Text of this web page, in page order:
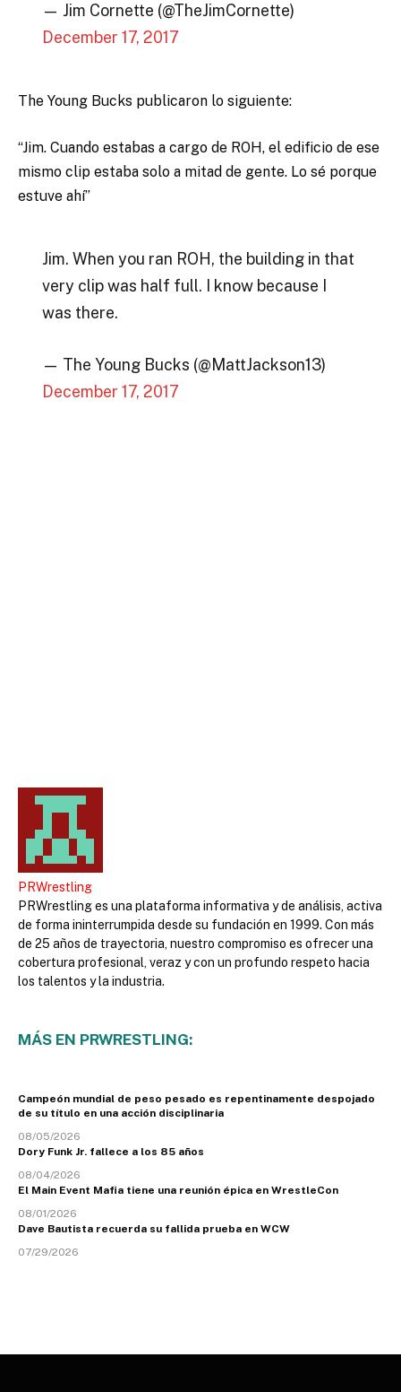
— Jim Cornette (@TheJimCornette)
December 17, 2017
The Young Bucks publicaron lo siguiente:
“Jim. Cuando estabas a cargo de ROH, el edificio de ese
mismo clip estaba solo a mitad de gente. Lo sé porque
estuve ahí”
Jim. When you ran ROH, the building in that
very clip was half full. I know because I
was there.
— The Young Bucks (@MattJackson13)
December 17, 2017
PRWrestling
PRWrestling es una plataforma informativa y de análisis, activa
de forma ininterrumpida desde su fundación en 1999. Con más
de 25 años de trayectoria, nuestro compromiso es ofrecer una
cobertura profesional, veraz y con un profundo respeto hacia
los talentos y la industria.
MÁS EN PRWRESTLING:
Campeón mundial de peso pesado es repentinamente despojado
de su título en una acción disciplinaria
08/05/2026
Dory Funk Jr. fallece a los 85 años
08/04/2026
El Main Event Mafia tiene una reunión épica en WrestleCon
08/01/2026
Dave Bautista recuerda su fallida prueba en WCW
07/29/2026